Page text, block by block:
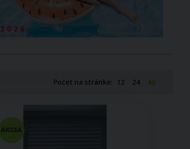
Počet na stránke: 12 24 48